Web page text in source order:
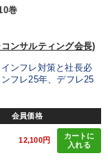
巻
ンサルティング会長)
ンフレ対策と社長必
フレ25年、デフレ25
会員価格
12,100円
カートに
入れる